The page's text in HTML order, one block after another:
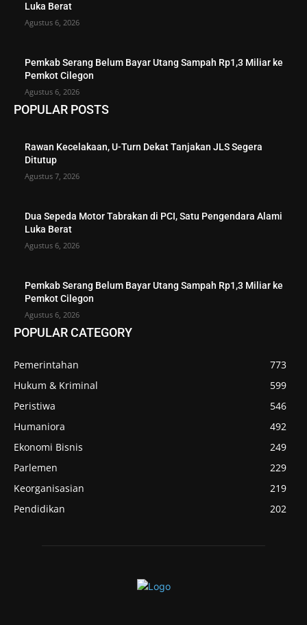
Luka Berat
Agustus 6, 2026
Pemkab Serang Belum Bayar Utang Sampah Rp1,3 Miliar ke
Pemkot Cilegon
Agustus 6, 2026
POPULAR POSTS
Rawan Kecelakaan, U-Turn Dekat Tanjakan JLS Segera
Ditutup
Agustus 7, 2026
Dua Sepeda Motor Tabrakan di PCI, Satu Pengendara Alami
Luka Berat
Agustus 6, 2026
Pemkab Serang Belum Bayar Utang Sampah Rp1,3 Miliar ke
Pemkot Cilegon
Agustus 6, 2026
POPULAR CATEGORY
Pemerintahan
773
Hukum & Kriminal
599
Peristiwa
546
Humaniora
492
Ekonomi Bisnis
249
Parlemen
229
Keorganisasian
219
Pendidikan
202